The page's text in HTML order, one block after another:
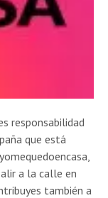
responsabilidad
que está
a la calle en
también a